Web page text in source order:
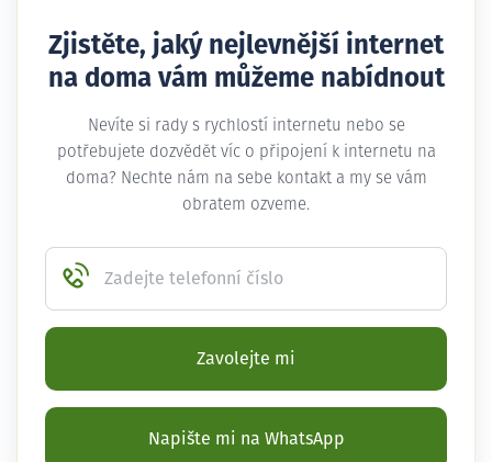
Zjistěte, jaký nejlevnější internet
na doma vám můžeme nabídnout
Nevíte si rady s rychlostí internetu nebo se
potřebujete dozvědět víc o připojení k internetu na
doma? Nechte nám na sebe kontakt a my se vám
obratem ozveme.
Zadejte telefonní číslo
Zavolejte mi
Napište mi na WhatsApp